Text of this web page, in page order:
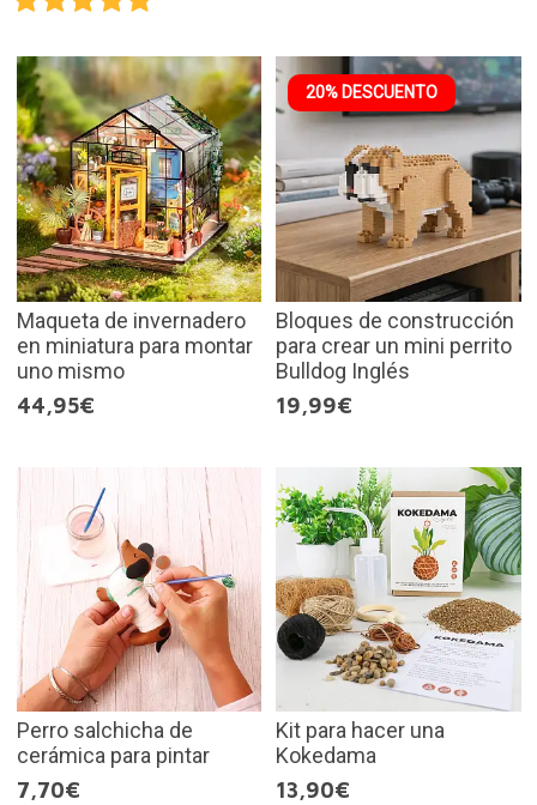
Maqueta de invernadero
en miniatura para montar
uno mismo
44,95€
20% DESCUENTO
Bloques de construcción
para crear un mini perrito
Bulldog Inglés
19,99€
Perro salchicha de
cerámica para pintar
7,70€
Kit para hacer una
Kokedama
13,90€